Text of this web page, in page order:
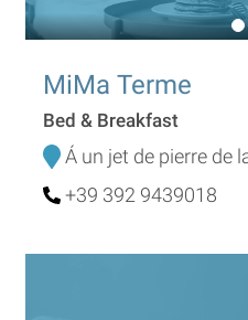
MiMa Terme
Bed & Breakfast
+39 392 9439018